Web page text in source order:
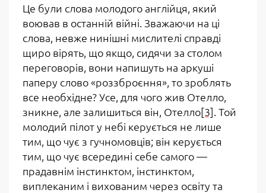
Це були слова молодого англійця, який
воював в останній війні. Зважаючи на ці
слова, невже нинішні мислителі справді
щиро вірять, що якщо, сидячи за столом
переговорів, вони напишуть на аркуші
паперу слово «роззброєння», то зроблять
все необхідне? Усе, для чого жив Отелло,
зникне, але залишиться він, Отелло[3]. Той
молодий пілот у небі керується не лише
тим, що чує з гучномовців; він керується
тим, що чує всередині себе самого —
прадавнім інстинктом, інстинктом,
виплеканим і вихованим через освіту та